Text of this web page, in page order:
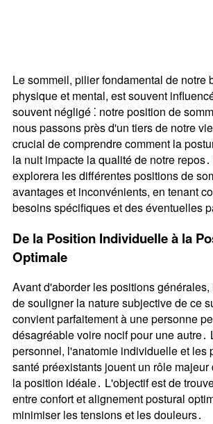
Le sommeil, pilier fondamental de notre
physique et mental, est souvent
souvent négligé ⁚ notre position de
nous passons près d'un tiers de notre
crucial de comprendre comment la
la nuit impacte la qualité de notre
explorera les différentes positions de
avantages et inconvénients, en tenant
besoins spécifiques et des éventuelles
De la Position Individuelle à la
Optimale
Avant d'aborder les positions
de souligner la nature subjective de ce
convient parfaitement à une personne
désagréable voire nocif pour une autre․
personnel, l'anatomie individuelle et les
santé préexistants jouent un rôle
la position idéale․ L'objectif est de
entre confort et alignement postural
minimiser les tensions et les douleurs․